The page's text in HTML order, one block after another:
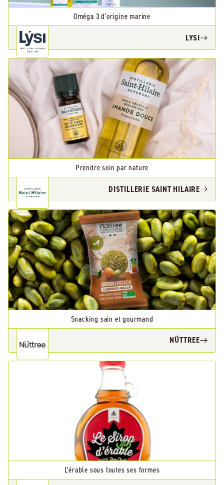
Oméga 3 d'origine marine
LYSI
Prendre soin par nature
DISTILLERIE SAINT HILAIRE
Snacking sain et gourmand
NÜTTREE
L'érable sous toutes ses formes